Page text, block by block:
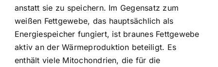
anstatt sie zu speichern. Im Gegensatz zum
weißen Fettgewebe, das hauptsächlich als
Energiespeicher fungiert, ist braunes Fettgewebe
aktiv an der Wärmeproduktion beteiligt. Es
enthält viele Mitochondrien, die für die